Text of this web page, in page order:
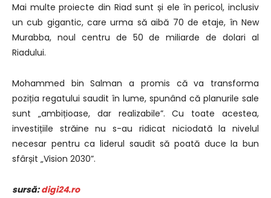
Mai multe proiecte din Riad sunt și ele în pericol, inclusiv
un cub gigantic, care urma să aibă 70 de etaje, în New
Murabba, noul centru de 50 de miliarde de dolari al
Riadului.
Mohammed bin Salman a promis că va transforma
poziția regatului saudit în lume, spunând că planurile sale
sunt „ambițioase, dar realizabile”. Cu toate acestea,
investițiile străine nu s-au ridicat niciodată la nivelul
necesar pentru ca liderul saudit să poată duce la bun
sfârșit „Vision 2030”.
sursă:digi24.ro